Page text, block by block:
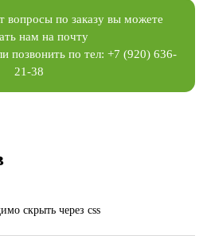
вопросы по заказу вы можете
нам на почту
позвонить по тел: +7 (920) 636-
21-38
скрыть через css